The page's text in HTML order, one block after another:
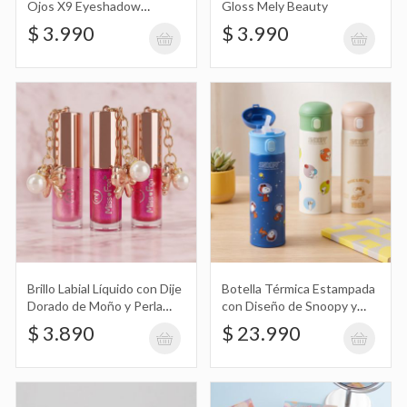
Brillo Labial Líquido con Dije Dorado de
$ 3.890
Botella Térmica Estampada con Diseño
de Snoopy y Correa 500Ml
$ 23.990
Manija y Pico 1500Ml
$ 43.990
Ojos X9 Eyeshadow
Palette Be Glam Sevencool
Makeup
$ 3.990
Gloss Mely Beauty
$ 3.990
Brillo Labial Líquido con Dije
Dorado de Moño y Perla
Miss Fon
$ 3.890
Botella Térmica Estampada
con Diseño de Snoopy y
Correa 500Ml
$ 23.990